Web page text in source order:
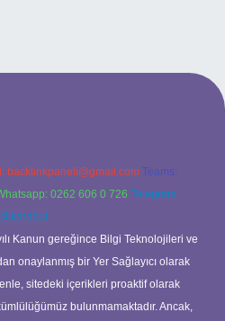
backlinkpaneli@gmail.com Teams:
0262 606 0 726 Telegram:
@karabul
Kanun gereğince Bilgi Teknolojileri ve
onaylanmış bir Yer Sağlayıcı olarak
sitedeki içerikleri proaktif olarak
bulunmamaktadır. Ancak,